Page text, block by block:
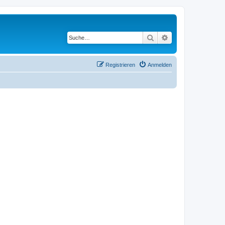
Suche
Anmelden
Registrieren